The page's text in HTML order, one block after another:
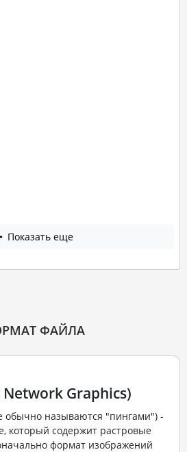
Показать еще
ФАЙЛА
Network Graphics)
обычно называются "пингами") -
который содержит растровые
формат изображений